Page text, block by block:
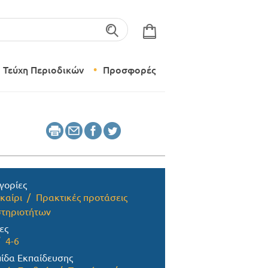
Τεύχη Περιοδικών
Δημιουργικό Εργαστήρι
Προσφορές
Πρακτικές προτάσεις
4-6
Εκπαίδευσης